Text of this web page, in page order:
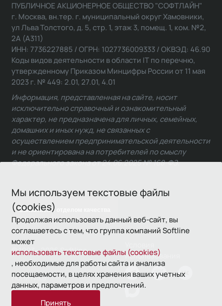
Мы используем текстовые файлы
(cookies)
Продолжая использовать данный веб-сайт, вы
соглашаетесь с тем, что группа компаний Softline
может
использовать текстовые файлы (cookies)
, необходимые для работы сайта и анализа
посещаемости, в целях хранения ваших учетных
данных, параметров и предпочтений.
Принять
Связаться с отделом качества
ПУБЛИЧНОЕ АКЦИОНЕРНОЕ ОБЩЕСТВО "СОФТЛАЙН"
г. Москва, вн.тер. г. муниципальный округ Хамовники,
ул Льва Толстого, д. 5, стр. 1, этаж 3, помещ. 1, ком. №2,
2А (А311)
ИНН: 7736227885 / ОГРН: 1027736009333 / ОКВЭД: 46.90
Коды видов деятельности в области IT по перечню,
утвержденному Приказом Минцифры России от 11 мая
2023 г. № 449: 2.01, 27.01, 4.01
Информация, представленная на сайте, носит
исключительно справочный и ознакомительный
характер, не предназначена для личных, семейных,
домашних и иных нужд, не связанных с
осуществлением предпринимательской деятельности
и не ориентирована на потребителей по смыслу
Федерального закона от 24.06.2025 № 168-ФЗ.
© 1993—2026 Softline
использования
Политика
конфиденциальности